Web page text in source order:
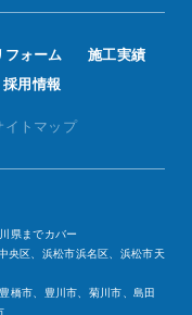
フォーム
施工実績
採用情報
イトマップ
県までカバー
央区、浜松市浜名区、浜松市天
橋市、豊川市、菊川市、島田